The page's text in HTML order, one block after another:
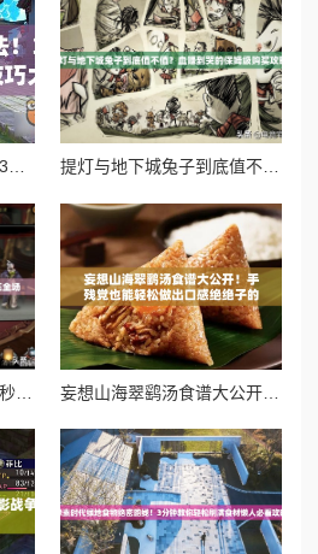
太公传承散仙逆天玩法！3天突破飞升境界的隐藏技巧大公开 提灯与地下城兔子到底值不值？血赚到哭的保姆级购买攻略！
妄想山海翠鹞汤食谱大公开！手残党也能轻松做出口感绝绝子的秘方